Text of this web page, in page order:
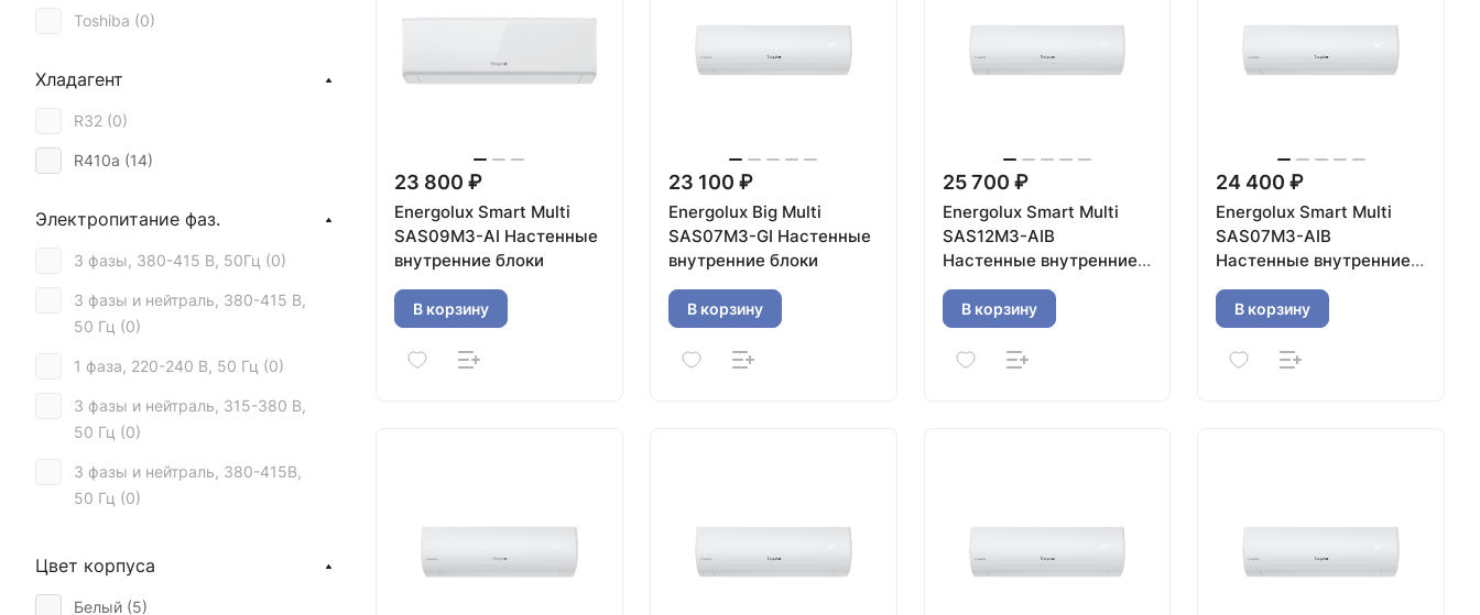
23 800 ₽
Energolux Smart Multi
SAS09M3-AI Настенные
внутренние блоки
В корзину
23 100 ₽
Energolux Big Multi
SAS07M3-GI Настенные
внутренние блоки
В корзину
25 700 ₽
Energolux Smart Multi
SAS12M3-AIB
Настенные внутренние
блоки
В корзину
24 400 ₽
Energolux Smart Multi
SAS07M3-AIB
Настенные внутренние
блоки
В корзину
Toshiba (0)
Хладагент
R32 (0)
R410a (14)
Электропитание фаз.
3 фазы, 380-415 В, 50Гц (0)
3 фазы и нейтраль, 380-415 В,
50 Гц (0)
1 фаза, 220-240 В, 50 Гц (0)
3 фазы и нейтраль, 315-380 В,
50 Гц (0)
3 фазы и нейтраль, 380-415В,
50 Гц (0)
3 фазы, 380-415 В, 50 Гц (
Цвет корпуса
Белый (5)